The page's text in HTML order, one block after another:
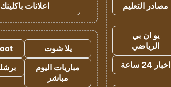
مصادر التعليم
يو ان بي
الرياضي
اخبار 24 ساعة
اعلانات باكلينك
يلا شوت
مباريات اليوم
مباشر